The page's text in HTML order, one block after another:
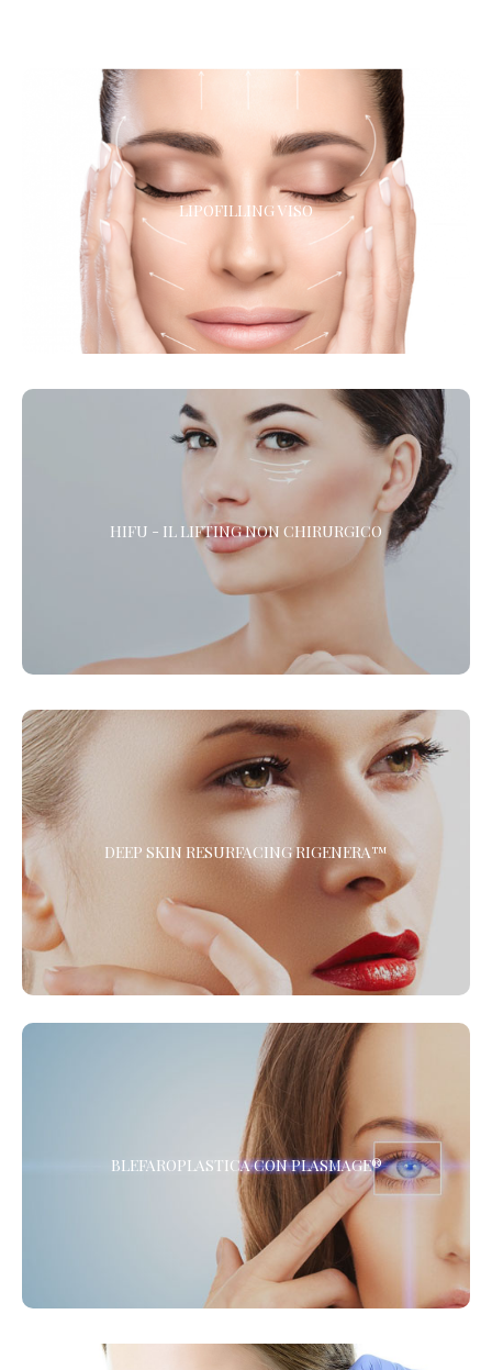
LIPOFILLING VISO
LIPOFILLING VISO
L’alternativa naturale ai filler!
HIFU - IL LIFTING NON CHIRURGICO
HIFU - IL LIFTING NON CHIRURGICO
HIFU (High Intensity Focused Ultrasound) è l’alternativa alla
chirurgia estetica per gli interventi di lifting del viso, la riduzione
delle rughe e il rassodamento del corpo. *
DEEP SKIN RESURFACING RIGENERA™
DEEP SKIN RESURFACING RIGENERA™
Il Trattamento di Medicina Rigenerativa combinato di
Microdermoabrasione e Protocollo Rigenera™ per ringiovanire il
viso, ridare tono ed elasticità a collo e décolleté, migliorare la
cute delle mani ed eliminare gli inestetismi dovuti
all’invecchiamento della pelle.
BLEFAROPLASTICA CON PLASMAGE®
BLEFAROPLASTICA CON PLASMAGE®
La Blefaroplastica Non Chirurgica, senza Anestesia. Presso i
Centri de LaCLINIQUE of Switzerland® *